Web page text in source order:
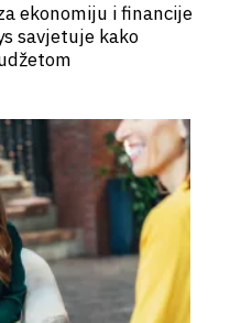
ekonomiju i financije
savjetuje kako